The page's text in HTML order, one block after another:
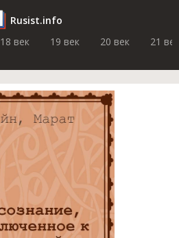
Rusist.info
18 век 19 век 20 век 21 век